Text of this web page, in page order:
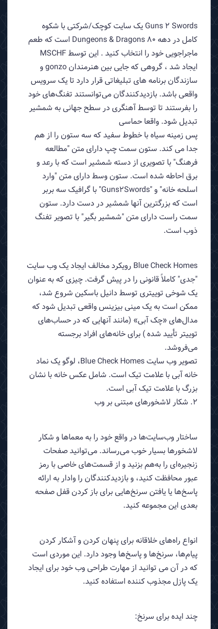
Guns 2 Swords یک سایت کوچک/شرکتی با شکوه
کامل در دهه 80 Dungeons & Dragons است که طعم
ماجراجویی خود را انتخاب کنید . این توسط MSCHF
ایجاد شد ، گروهی که جایی بین هنرمندان gonzo و
سازندگان برنامه های تبلیغاتی قرار دارد تا یک سرویس
واقعی باشد. بازدیدکنندگان می‌توانستند تفنگ‌های خود
را بفرستند تا توسط آهنگری در سطح جهانی به شمشیر
تبدیل شود. واقعا حماسی
پس زمینه سیاه با خطوط سفید که سه ستون را از هم
جدا می کند. ستون سمت چپ دارای متن "مطالعه
فرهنگ" با تصویری از دسته شمشیر است که با رعد و
برق احاطه شده است. ستون وسط دارای متن "وارد
اسلحه خانه" و "Guns2Swords" با گرافیک سه بربر
است که بزرگترین آنها شمشیر در دست دارد. ستون
سمت راست دارای متن "شمشیر بگیر" با تصویر تفنگ
ذوب است.
Blue Check Homes رویکرد مخالف ایجاد یک وب سایت
"جدی" کاملاً قانونی را در پیش گرفت. چیزی که به عنوان
یک شوخی توییتری توسط دانیل باسکین شروع شد،
ممکن است به یک مینی بیزینس واقعی تبدیل شود که
مدال‌های «چک آبی» (مانند آنهایی که در حساب‌های
توییتر تأیید شده ) برای خانه‌های افراد برجسته
می‌فروشد.
تصویر وب سایت Blue Check Homes، لوگو یک نماد
خانه آبی با علامت تیک است. شامل عکس خانه با نشان
بزرگ با علامت تیک آبی است.
2. شکار لاشخورهای مبتنی بر وب
ساختار وب‌سایت‌ها در واقع خود را به معماها و شکار
لاشخورها بسیار خوب می‌رساند. می‌توانید صفحات
زنجیره‌ای را به‌هم بزنید و از قسمت‌های خاصی با رمز
عبور محافظت کنید، و بازدیدکنندگان را وادار به ارائه
پاسخ‌ها یا یافتن سرنخ‌هایی برای باز کردن قفل صفحه
بعدی این مجموعه کنید.
انواع راه‌های خلاقانه برای پنهان کردن و آشکار کردن
پیام‌ها، سرنخ‌ها و پاسخ‌ها وجود دارد. این موردی است
که در آن می توانید از مهارت طراحی وب خود برای ایجاد
یک پازل مجذوب کننده استفاده کنید.
چند ایده برای سرنخ: